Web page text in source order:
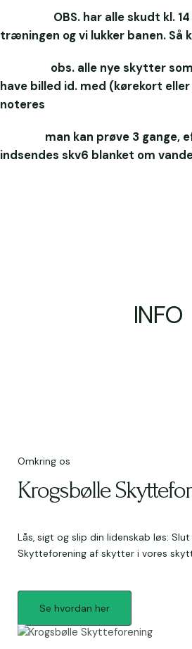
OBS. har alle skudt kl. 14
træningen og vi lukker banen. Så
obs. alle nye skytter som
have billed id. med (kørekort eller
noteres
man kan prøve 3 gange,
indsendes skv6 blanket om
INFO
Omkring os
Krogsbølle
Lås, sigt og slip din lidenskab løs:
Skytteforening af skytter i vores
Se hvordan her